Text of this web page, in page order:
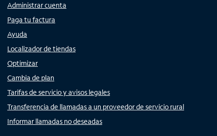
Administrar cuenta
Paga tu factura
Ayuda
Localizador de tiendas
Optimizar
Cambia de plan
Tarifas de servicio y avisos legales
Transferencia de llamadas a un proveedor de servicio rural
Informar llamadas no deseadas